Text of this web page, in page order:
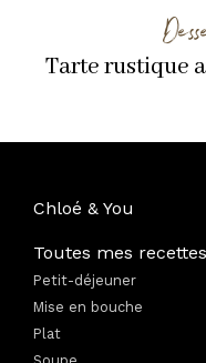
Tarte rustique
Chloé & You
Toutes mes
Petit-déjeuner
Mise en bouche
Plat